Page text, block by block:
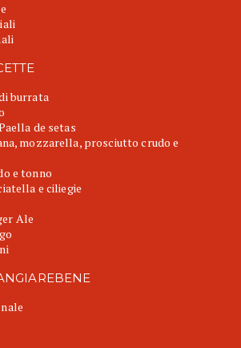
burrata
de setas
mozzarella, prosciutto crudo e
e tonno
e ciliegie
Ale